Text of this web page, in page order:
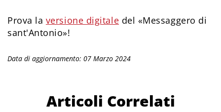
Prova la versione digitale del «Messaggero di
sant'Antonio»!
Data di aggiornamento: 07 Marzo 2024
Articoli Correlati